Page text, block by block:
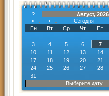
?
Август, 2026
«
‹ Сегодня
Пн
Вт Ср Чт Пт
3
4 5 6 7
10
11 12 13 14
17
18 19 20 21
24
25 26 27 28
31
Выберите дату